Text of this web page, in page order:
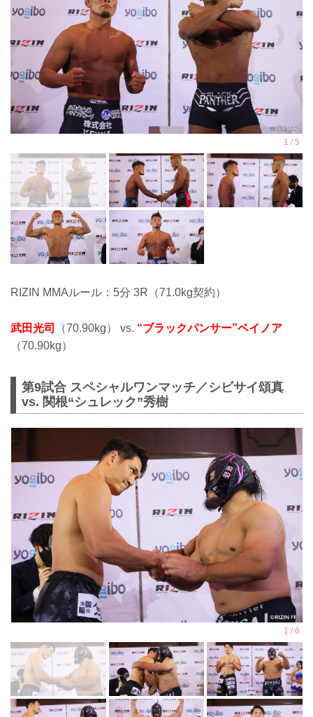
RIZIN MMAルール：5分 3R（71.0kg契約）
武田光司 （70.90kg） vs. “ブラックパンサー”ベイノア
（70.90kg）
第9試合 スペシャルワンマッチ／シビサイ頌真
vs. 関根“シュレック”秀樹